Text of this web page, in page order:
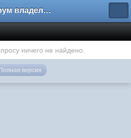
Форум владельцев интернет-магазинов
ничего не найдено.
Полная версия